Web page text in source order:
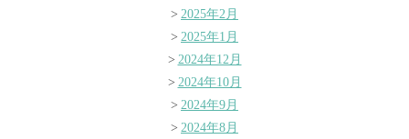
2025年2月
2025年1月
2024年12月
2024年10月
2024年9月
2024年8月